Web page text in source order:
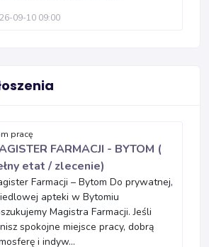
09-10 09:00
pracę
FARMACJI - BYTOM (
etat / zlecenie)
Farmacji – Bytom Do prywatnej,
apteki w Bytomiu
Magistra Farmacji. Jeśli
spokojne miejsce pracy, dobrą
i indyw...